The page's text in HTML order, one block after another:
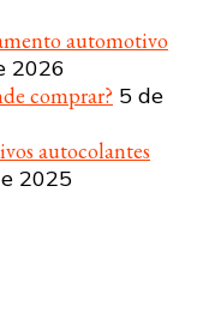
automotivo
2026
comprar? 5 de
autocolantes
2025